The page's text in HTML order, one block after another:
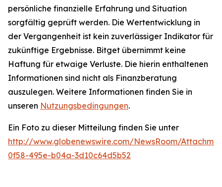
persönliche finanzielle Erfahrung und Situation
sorgfältig geprüft werden. Die Wertentwicklung in
der Vergangenheit ist kein zuverlässiger Indikator für
zukünftige Ergebnisse. Bitget übernimmt keine
Haftung für etwaige Verluste. Die hierin enthaltenen
Informationen sind nicht als Finanzberatung
auszulegen. Weitere Informationen finden Sie in
unseren Nutzungsbedingungen.
Ein Foto zu dieser Mitteilung finden Sie unter
http://www.globenewswire.com/NewsRoom/
0f58-495e-b04a-3d10c64d5b52